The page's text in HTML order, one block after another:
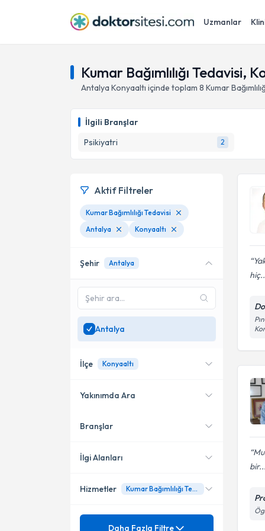
Uzmanlar
Kumar Bağımlılığı Tedavisi,
Antalya Konyaaltı içinde toplam 8 Kumar
İlgili Branşlar
Psikiyatri
2
bir...
Aktif Filtreler
Kumar Bağımlılığı Tedavisi
Antalya
Konyaaltı
Şehir Antalya
Antalya
İlçe Konyaaltı
Muratpaşa
Konyaaltı
Yakınımda Ara
Konumuma yakın uzmanları
Branşlar
Psikiyatri
İlgi Alanları
Alkol Bağımlılığı
Hizmetler Kumar Bağımlılığı Tedavisi
Mezuniyet
Daha Fazla Filtre